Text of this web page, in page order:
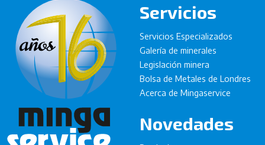
Servicios
Servicios Especializados
Galería de minerales
Legislación minera
Bolsa de Metales de Londres
Acerca de Mingaservice
Novedades